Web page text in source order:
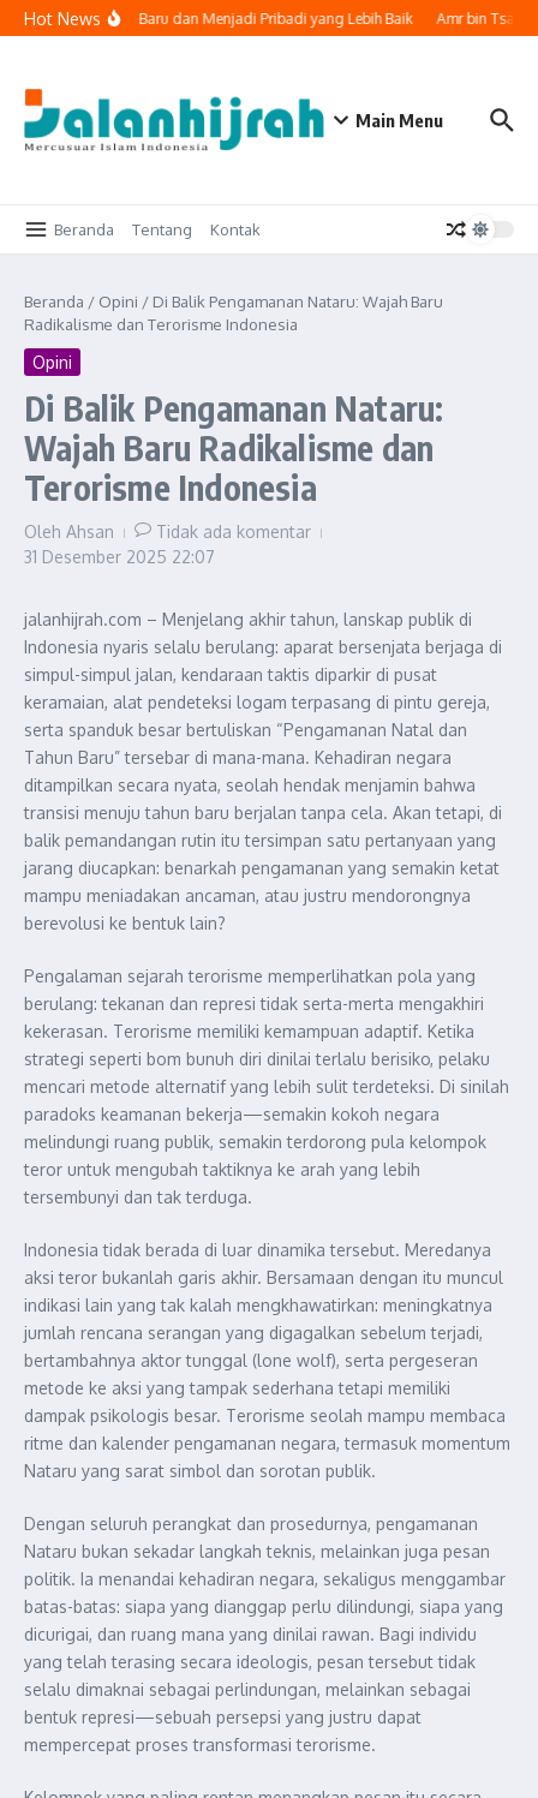
Lewati ke konten
Hot NewsLembaran Baru dan Menjadi Pribadi yang Lebih Baik Amr bin
Main Menu
Beranda Tentang Kontak
Beranda / Opini / Di Balik Pengamanan Nataru: Wajah Baru
Radikalisme dan Terorisme Indonesia
Opini
Di Balik Pengamanan Nataru:
Wajah Baru Radikalisme dan
Terorisme Indonesia
Oleh Ahsan
Tidak ada komentar
31 Desember 2025 22:07
jalanhijrah.com – Menjelang akhir tahun, lanskap publik di
Indonesia nyaris selalu berulang: aparat bersenjata berjaga di
simpul-simpul jalan, kendaraan taktis diparkir di pusat
keramaian, alat pendeteksi logam terpasang di pintu gereja,
serta spanduk besar bertuliskan “Pengamanan Natal dan
Tahun Baru” tersebar di mana-mana. Kehadiran negara
ditampilkan secara nyata, seolah hendak menjamin bahwa
transisi menuju tahun baru berjalan tanpa cela. Akan tetapi, di
balik pemandangan rutin itu tersimpan satu pertanyaan yang
jarang diucapkan: benarkah pengamanan yang semakin ketat
mampu meniadakan ancaman, atau justru mendorongnya
berevolusi ke bentuk lain?
Pengalaman sejarah terorisme memperlihatkan pola yang
berulang: tekanan dan represi tidak serta-merta mengakhiri
kekerasan. Terorisme memiliki kemampuan adaptif. Ketika
strategi seperti bom bunuh diri dinilai terlalu berisiko, pelaku
mencari metode alternatif yang lebih sulit terdeteksi. Di sinilah
paradoks keamanan bekerja—semakin kokoh negara
melindungi ruang publik, semakin terdorong pula kelompok
teror untuk mengubah taktiknya ke arah yang lebih
tersembunyi dan tak terduga.
Indonesia tidak berada di luar dinamika tersebut. Meredanya
aksi teror bukanlah garis akhir. Bersamaan dengan itu muncul
indikasi lain yang tak kalah mengkhawatirkan: meningkatnya
jumlah rencana serangan yang digagalkan sebelum terjadi,
bertambahnya aktor tunggal (lone wolf), serta pergeseran
metode ke aksi yang tampak sederhana tetapi memiliki
dampak psikologis besar. Terorisme seolah mampu membaca
ritme dan kalender pengamanan negara, termasuk momentum
Nataru yang sarat simbol dan sorotan publik.
Dengan seluruh perangkat dan prosedurnya, pengamanan
Nataru bukan sekadar langkah teknis, melainkan juga pesan
politik. Ia menandai kehadiran negara, sekaligus menggambar
batas-batas: siapa yang dianggap perlu dilindungi, siapa yang
dicurigai, dan ruang mana yang dinilai rawan. Bagi individu
yang telah terasing secara ideologis, pesan tersebut tidak
selalu dimaknai sebagai perlindungan, melainkan sebagai
bentuk represi—sebuah persepsi yang justru dapat
mempercepat proses transformasi terorisme.